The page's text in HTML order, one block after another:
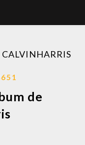
de